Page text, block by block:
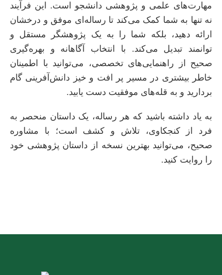
مهارت‌های علمی و پژوهشی دانشجو است. این فرآیند
نه تنها به شما کمک می‌کند تا رساله‌ای موفق و درخشان
ارائه دهید، بلکه شما را به یک پژوهشگر مستقل و
توانمند تبدیل می‌کند. با انتخاب آگاهانه و بهره‌گیری
صحیح از راهنمایی‌های تخصصی، می‌توانید با اطمینان
خاطر بیشتری در مسیر پر افت و خیز دانش‌آفرینی گام
بردارید و به قله‌های موفقیت دست یابید.
به یاد داشته باشید که هر رساله، یک داستان منحصر به
فرد از کنجکاوی، تلاش و کشف است؛ با مشاوره
صحیح، می‌توانید بهترین نسخه از داستان پژوهشی خود
را روایت کنید.